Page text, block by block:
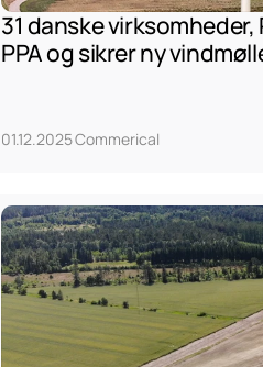
31 danske
PPA og sikrer ny
01.12.2025Commerical